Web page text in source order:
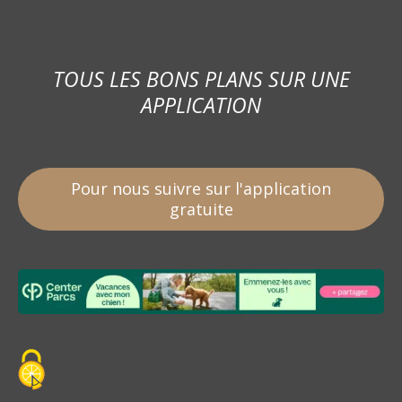
TOUS LES BONS PLANS SUR UNE
APPLICATION
Pour nous suivre sur l'application
gratuite